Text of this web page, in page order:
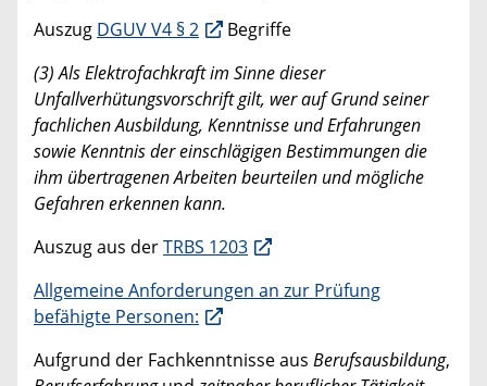
Auszug DGUV V4 § 2
Begriffe
(3) Als Elektrofachkraft im Sinne dieser
Unfallverhütungsvorschrift gilt, wer auf Grund seiner
fachlichen Ausbildung, Kenntnisse und Erfahrungen
sowie Kenntnis der einschlägigen Bestimmungen die
ihm übertragenen Arbeiten beurteilen und mögliche
Gefahren erkennen kann.
Auszug aus derTRBS 1203
Allgemeine Anforderungen an zur Prüfung
befähigte Personen:
Aufgrund der Fachkenntnisse aus Berufsausbildung,